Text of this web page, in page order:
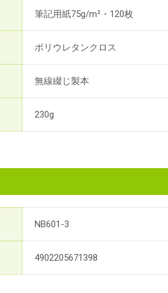
筆記用紙75g/m²・120枚
ポリウレタンクロス
無線綴じ製本
230g
NB601-3
4902205671398